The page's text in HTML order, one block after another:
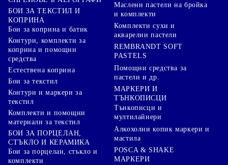
БОИ ЗА ТЕКСТИЛ И
КОПРИНА
Бои за коприна и батик
Контури, комплекти за
коприна и помощни
средства
Естествена коприна
Бои за текстил
Контури и маркери за
текстил
Комплекти и помощни
материали за текстил
БОИ ЗА ПОРЦЕЛАН,
СТЪКЛО И КЕРАМИКА
Бои за порцелан, стъкло и
комплекти
Маслени пастели на бройка
и комплекти
Комплекти сухи и
акварелни пастели
REMBRANDT SOFT
PASTELS
Помощни средства за
пастели и др.
МАРКЕРИ И
ТЪНКОПИСЦИ
Тънкописци и
мултилайнери
Алкохолни копик маркери и
мастила
POSCA & SHAKE
МАРКЕРИ